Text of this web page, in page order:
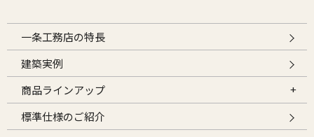
一条工務店の特長
建築実例
商品ラインアップ
標準仕様のご紹介